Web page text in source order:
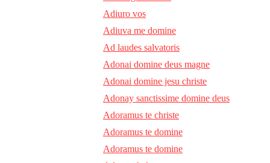
Adiuro vos
Adiuva me domine
Ad laudes salvatoris
Adonai domine deus magne
Adonai domine jesu christe
Adonay sanctissime domine deus
Adoramus te christe
Adoramus te domine
Adoramus te domine